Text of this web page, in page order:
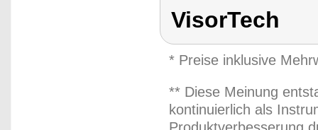
VisorTech
* Preise inklusive
** Diese Meinung
kontinuierlich als